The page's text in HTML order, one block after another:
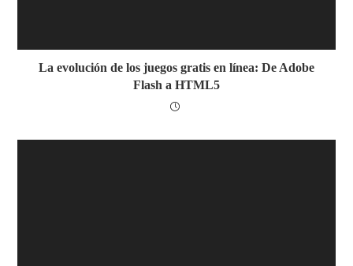
La evolución de los juegos gratis en línea: De Adobe
Flash a HTML5